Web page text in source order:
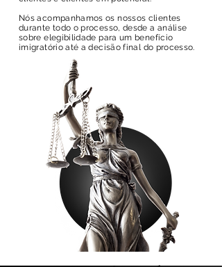
Nós acompanhamos os nossos clientes
durante todo o processo, desde a análise
sobre elegibilidade para um benefício
imigratório até a decisão final do processo.